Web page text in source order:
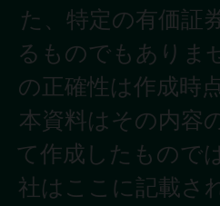
た、特定の有価証
るものでもありま
の正確性は作成時
本資料はその内容
て作成したもので
社はここに記載さ